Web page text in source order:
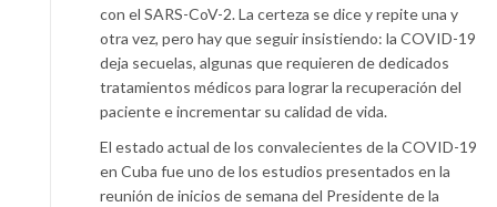
con el SARS-CoV-2. La certeza se dice y repite una y
otra vez, pero hay que seguir insistiendo: la COVID-19
deja secuelas, algunas que requieren de dedicados
tratamientos médicos para lograr la recuperación del
paciente e incrementar su calidad de vida.
El estado actual de los convalecientes de la COVID-19
en Cuba fue uno de los estudios presentados en la
reunión de inicios de semana del Presidente de la